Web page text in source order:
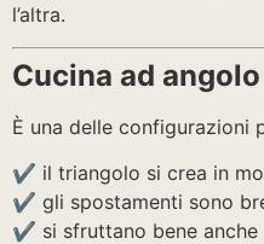
l’altra.
Cucina ad angolo
È una delle configurazioni
✔️ il triangolo si crea in
✔️ gli spostamenti sono
✔️ si sfruttano bene anche